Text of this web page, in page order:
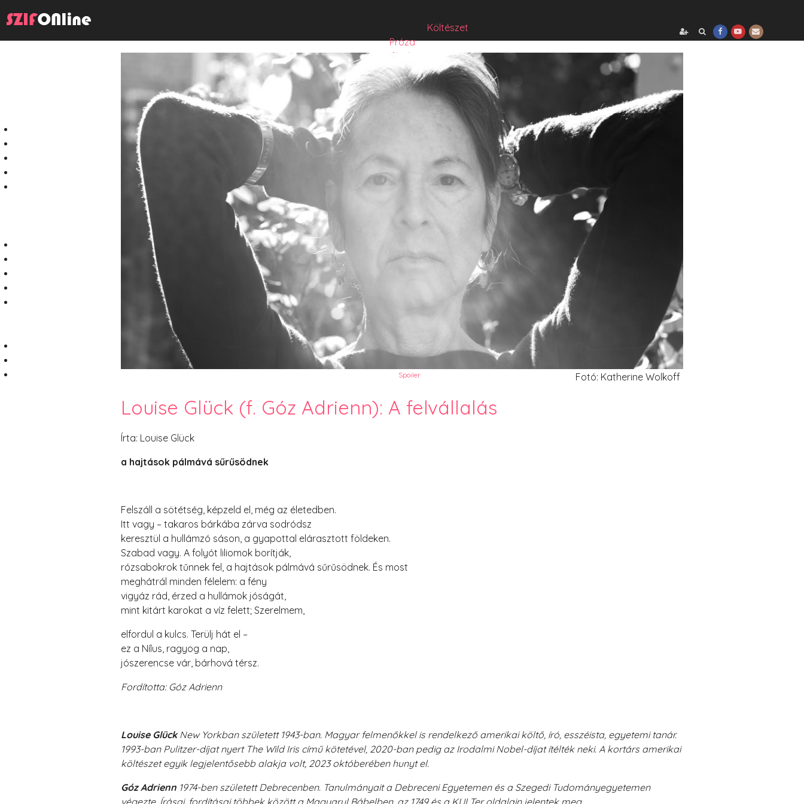
Költészet
Próza
Műfordítás
Mese
Folyó/irat/mentés
Sorozat
Józsefet nem kérdezte senki
PesText 2022
Spoiler
Fotó: Katherine Wolkoff
Louise Glück (f. Góz Adrienn): A felvállalás
Írta: Louise Glück
a hajtások pálmává sűrűsödnek
Felszáll a sötétség, képzeld el, még az életedben.
Itt vagy – takaros bárkába zárva sodródsz
keresztül a hullámzó sáson, a gyapottal elárasztott földeken.
Szabad vagy. A folyót liliomok borítják,
rózsabokrok tűnnek fel, a hajtások pálmává sűrűsödnek. És most
meghátrál minden félelem: a fény
vigyáz rád, érzed a hullámok jóságát,
mint kitárt karokat a víz felett; Szerelmem,
elfordul a kulcs. Terülj hát el –
ez a Nílus, ragyog a nap,
jószerencse vár, bárhová térsz.
Fordította: Góz Adrienn
Louise GlückNew Yorkban született 1943-ban. Magyar felmenőkkel is rendelkező amerikai költő, író, esszéista, egyetemi tanár.
1993-ban Pulitzer-díjat nyert The Wild Iris című kötetével, 2020-ban pedig az Irodalmi Nobel-díjat ítélték neki. A kortárs amerikai
költészet egyik legjelentősebb alakja volt, 2023 októberében hunyt el.
Góz Adrienn 1974-ben született Debrecenben. Tanulmányait a Debreceni Egyetemen és a Szegedi Tudományegyetemen